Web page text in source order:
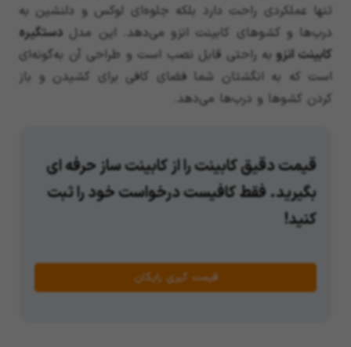
تنها عملکردی راحت دارد بلکه جلوه‌ای لوکس و دلنشین به
درب‌ها و کشوهای کابینت انزو می‌دهد. این مدل دستگیره
کابینت انزو به راحتی قابل نصب است و طراحی آن به‌گونه‌ای
است که به انگشتان شما فضای کافی برای کشیدن و باز
کردن کشوها و درب‌ها می‌دهد.
قیمت دقیق کابینت را از کابینت ساز حرفه ای
بگیرید. فقط کافیست درخواست خود را ثبت
کنید!
قیمت گیریِ رایگان